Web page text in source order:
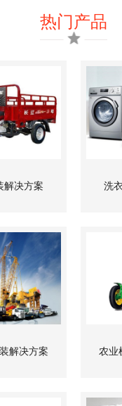
热门产品
解决方案 洗
解决方案 农业